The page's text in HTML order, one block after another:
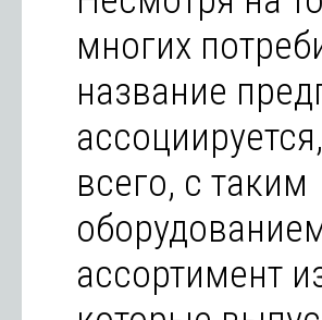
многих
название
всего, с таким
ассортимент